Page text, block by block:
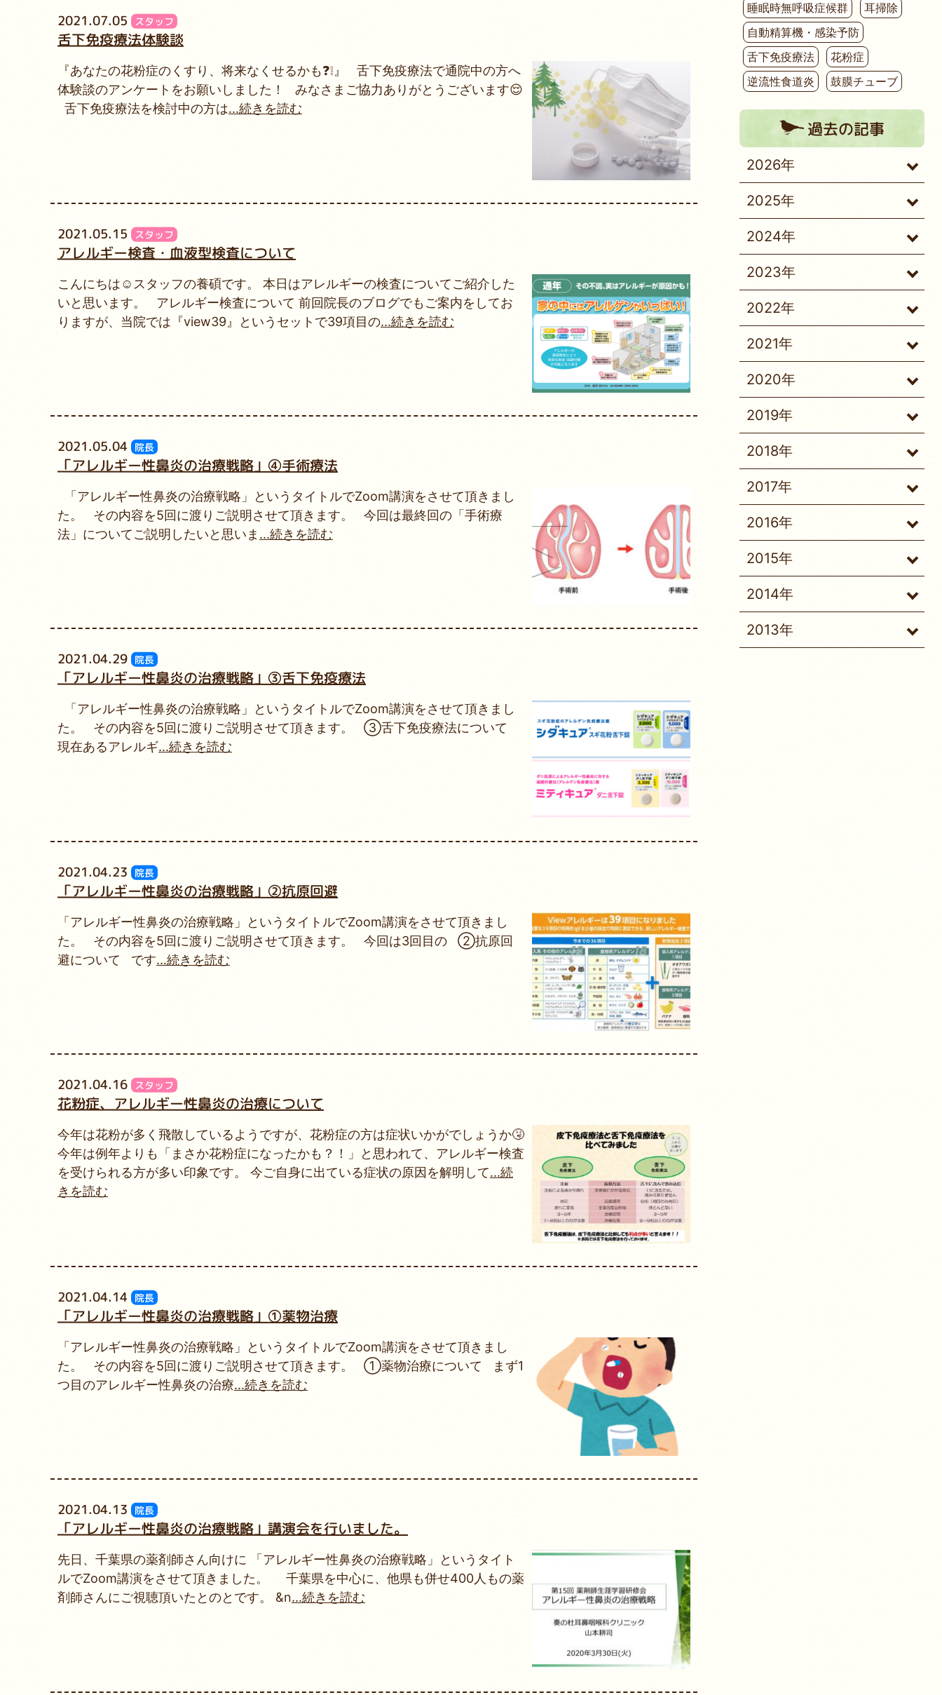
2021.07.05 スタッフ
舌下免疫療法体験談
『あなたの花粉症のくすり、将来なくせるかも❓❕』 舌下免疫療法で通院中の方へ
体験談のアンケートをお願いしました！ みなさまご協力ありがとうございます😌
舌下免疫療法を検討中の方は...続きを読む
2021.05.15 スタッフ
アレルギー検査・血液型検査について
こんにちは☺スタッフの養碩です。 本日はアレルギーの検査についてご紹介した
いと思います。 アレルギー検査について 前回院長のブログでもご案内をしてお
りますが、当院では『view39』というセットで39項目の...続きを読む
2021.05.04 院長
「アレルギー性鼻炎の治療戦略」④手術療法
「アレルギー性鼻炎の治療戦略」というタイトルでZoom講演をさせて頂きまし
た。 その内容を5回に渡りご説明させて頂きます。 今回は最終回の「手術療
法」についてご説明したいと思いま ...続きを読む
2021.04.29 院長
「アレルギー性鼻炎の治療戦略」③舌下免疫療法
「アレルギー性鼻炎の治療戦略」というタイトルでZoom講演をさせて頂きまし
た。 その内容を5回に渡りご説明させて頂きます。 ③舌下免疫療法について
現在あるアレルギ...続きを読む
2021.04.23 院長
「アレルギー性鼻炎の治療戦略」②抗原回避
「アレルギー性鼻炎の治療戦略」というタイトルでZoom講演をさせて頂きまし
た。 その内容を5回に渡りご説明させて頂きます。 今回は3回目の ②抗原回
避について です...続きを読む
2021.04.16 スタッフ
花粉症、アレルギー性鼻炎の治療について
今年は花粉が多く飛散しているようですが、花粉症の方は症状いかがでしょうか🤧
今年は例年よりも「まさか花粉症になったかも？！」と思われて、アレルギー検査
を受けられる方が多い印象です。 今ご自身に出ている症状の原因を解明して...続
きを読む
2021.04.14 院長
「アレルギー性鼻炎の治療戦略」①薬物治療
「アレルギー性鼻炎の治療戦略」というタイトルでZoom講演をさせて頂きまし
た。 その内容を5回に渡りご説明させて頂きます。 ①薬物治療について まず1
つ目のアレルギー性鼻炎の治療...続きを読む
2021.04.13 院長
「アレルギー性鼻炎の治療戦略」講演会を行いました。
先日、千葉県の薬剤師さん向けに 「アレルギー性鼻炎の治療戦略」というタイト
ルでZoom講演をさせて頂きました。 千葉県を中心に、他県も併せ400人もの薬
剤師さんにご視聴頂いたとのとです。 &n...続きを読む
睡眠時無呼吸症候群
耳掃除
自動精算機・感染予防
舌下免疫療法
花粉症
逆流性食道炎
鼓膜チューブ
過去の記事
2026年
2025年
2024年
2023年
2022年
2021年
2020年
2019年
2018年
2017年
2016年
2015年
2014年
2013年